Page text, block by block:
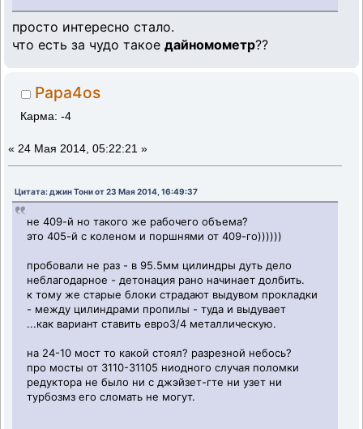
просто интересно стало.
что есть за чудо такое дайномометр??
Papa4os
Карма: -4
« 24 Мая 2014, 05:22:21 »
Цитата: джин Тони от 23 Мая 2014, 16:49:37
не 409-й но такого же рабочего объема?
это 405-й с коленом и поршнями от 409-го))))))
пробовали не раз - в 95.5мм цилиндры дуть дело
неблагодарное - детонация рано начинает долбить.
к тому же старые блоки страдают выдувом прокладки
- между цилиндрами пропилы - туда и выдувает
...как вариант ставить евро3/4 металлическую.
на 24-10 мост то какой стоял? разрезной небось?
про мосты от 3110-31105 ниодного случая поломки
редуктора не было ни с джэйзет-гте ни узет ни
турбозмз его сломать не могут.